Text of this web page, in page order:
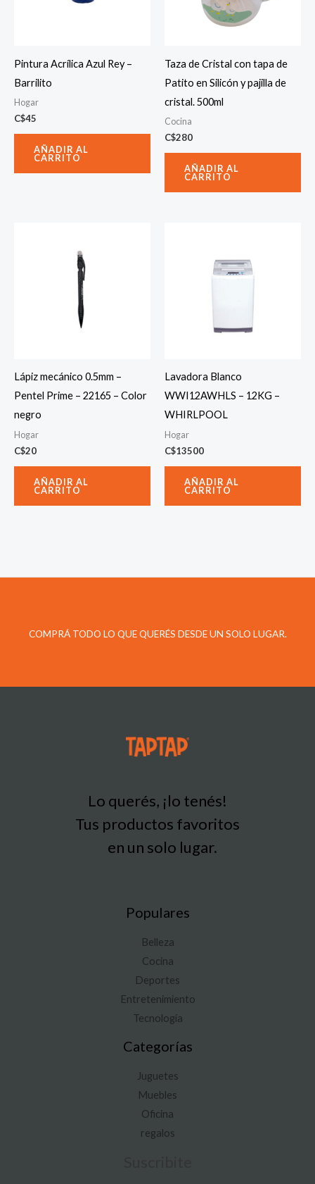
Pintura Acrílica Azul Rey –
Barrilito
Hogar
C$45
AÑADIR AL
CARRITO
Taza de Cristal con tapa de
Patito en Silicón y pajilla de
cristal. 500ml
Cocina
C$280
AÑADIR AL
CARRITO
Lápiz mecánico 0.5mm –
Pentel Prime – 22165 – Color
negro
Hogar
C$20
AÑADIR AL
CARRITO
Lavadora Blanco
WWI12AWHLS – 12KG –
WHIRLPOOL
Hogar
C$13500
AÑADIR AL
CARRITO
COMPRÁ TODO LO QUE QUERÉS DESDE UN SOLO LUGAR.
Lo querés, ¡lo tenés!
Tus productos favoritos
en un solo lugar.
Populares
Belleza
Cocina
Deportes
Entretenimiento
Tecnología
Categorías
Juguetes
Muebles
Oficina
regalos